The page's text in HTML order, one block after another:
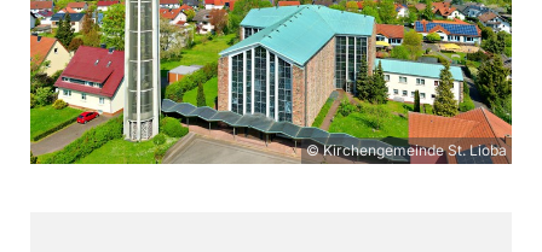
© Kirchengemeinde St. Lioba